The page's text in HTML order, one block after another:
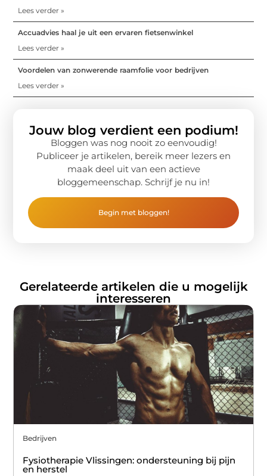
Lees verder »
Accuadvies haal je uit een ervaren fietsenwinkel
Lees verder »
Voordelen van zonwerende raamfolie voor bedrijven
Lees verder »
Jouw blog verdient een podium!
Bloggen was nog nooit zo eenvoudig!
Publiceer je artikelen, bereik meer lezers en
maak deel uit van een actieve
bloggemeenschap. Schrijf je nu in!
Begin met bloggen!
Gerelateerde artikelen die u mogelijk
interesseren
Bedrijven
Fysiotherapie Vlissingen: ondersteuning bij pijn
en herstel